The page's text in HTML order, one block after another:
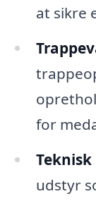
at sikre
for
udstyr